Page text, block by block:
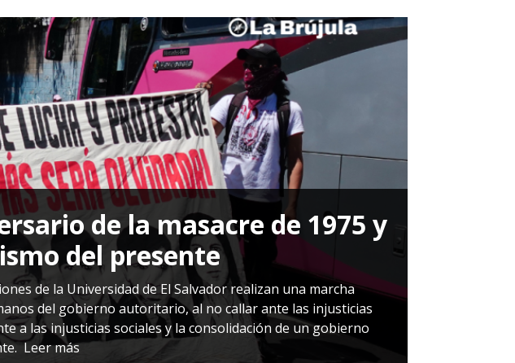
2027
de la masacre de 1975 y
del presente
de la Universidad de El Salvador realizan una marcha
del gobierno autoritario, al no callar ante las injusticias
a las injusticias sociales y la consolidación de un gobierno
Leer más